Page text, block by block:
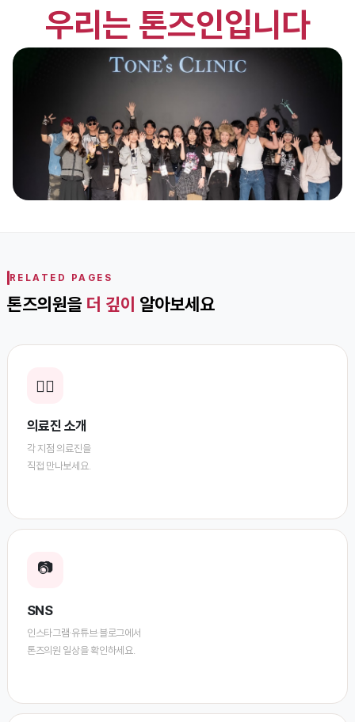
우리는 톤즈인입니다
RELATED PAGES
톤즈의원을 더 깊이 알아보세요
👨‍⚕️
의료진 소개
각 지점 의료진을
직접 만나보세요.
📷
SNS
인스타그램·유튜브·블로그에서
톤즈의원 일상을 확인하세요.